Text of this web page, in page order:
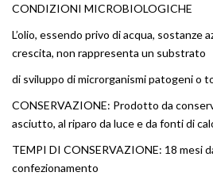
CONDIZIONI MICROBIOLOGICHE
L’olio, essendo privo di acqua,
crescita, non rappresenta un substrato
di sviluppo di microrganismi patogeni o
CONSERVAZIONE: Prodotto da
asciutto, al riparo da luce e da fonti di
TEMPI DI CONSERVAZIONE: 18 mesi
confezionamento